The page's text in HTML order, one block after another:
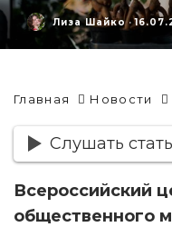
Лиза Шайко ·
Главная Новости
Слушать
Всероссийский
общественного